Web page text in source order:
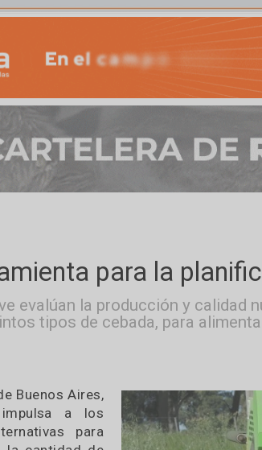
para la
evalúan la producción y
tipos de cebada, para